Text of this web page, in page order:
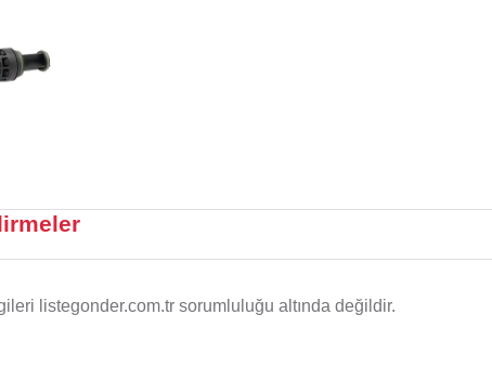
listegonder.com.tr sorumluluğu altında değildir.